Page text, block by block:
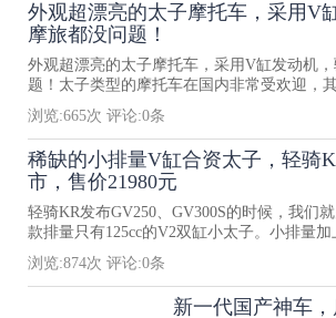
外观超漂亮的太子摩托车，采用V
摩旅都没问题！
外观超漂亮的太子摩托车，采用V缸发动机
题！太子类型的摩托车在国内非常受欢迎，
浏览:665次 评论:0条
稀缺的小排量V缸合资太子，轻骑
市，售价21980元
轻骑KR发布GV250、GV300S的时候，我们
款排量只有125cc的V2双缸小太子。小排量加
浏览:874次 评论:0条
新一代国产神车